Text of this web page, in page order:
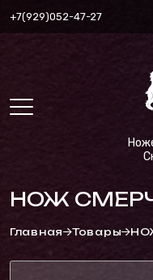
+7(929)052-47-27
НОЖ
Главная Товары